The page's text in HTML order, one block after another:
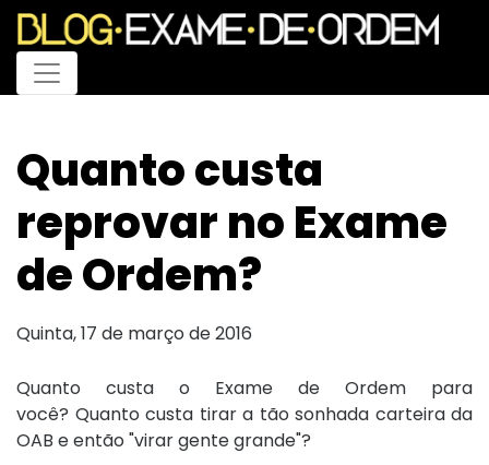
Menu
Quanto custa
reprovar no Exame
de Ordem?
Quinta, 17 de março de 2016
Quanto custa o Exame de Ordem para
você? Quanto custa tirar a tão sonhada carteira da
OAB e então "virar gente grande"?